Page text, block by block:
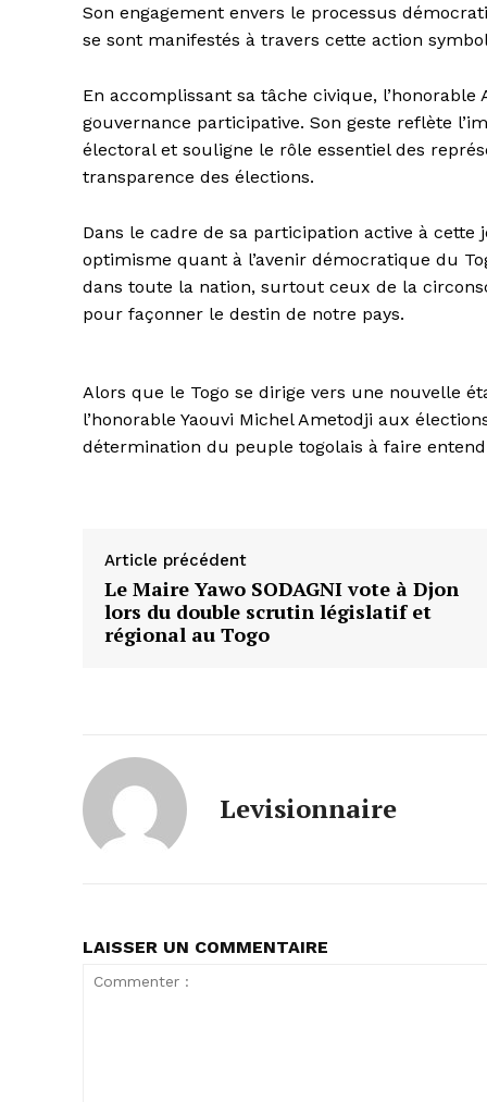
Son engagement envers le processus
se sont manifestés à travers cette action
En accomplissant sa tâche civique,
gouvernance participative. Son geste reflète
électoral et souligne le rôle essentiel des
transparence des élections.
Dans le cadre de sa participation active à
optimisme quant à l’avenir démocratique du
dans toute la nation, surtout ceux de la
pour façonner le destin de notre pays.
Alors que le Togo se dirige vers une nouvelle
l’honorable Yaouvi Michel Ametodji aux
détermination du peuple togolais à faire
Article précédent
Le Maire Yawo SODAGNI vote à Djon
lors du double scrutin législatif et
régional au Togo
Levisionnaire
LAISSER UN COMMENTAIRE